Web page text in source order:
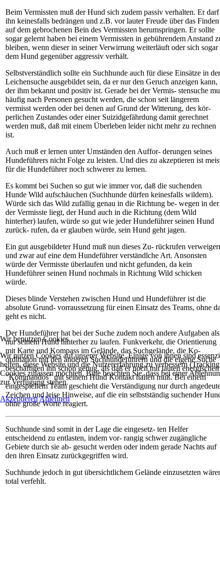
Beim Vermissten muß der Hund sich zudem passiv verhalten. Er darf
ihn keinesfalls bedrängen und z.B. vor lauter Freude über das Finden
auf dem gebrochenen Bein des Vermissten herumspringen. Er sollte
sogar gelernt haben bei einem Vermissten in gebührendem Anstand
bleiben, wenn dieser in seiner Verwirrung weiterläuft oder sich sogar
dem Hund gegenüber aggressiv verhält.
Selbstverständlich sollte ein Suchhunde auch für diese Einsätze in der
Leichensuche ausgebildet sein, da er nur den Geruch anzeigen kann,
der ihm bekannt und positiv ist. Gerade bei der Vermis- stensuche
häufig nach Personen gesucht werden, die schon seit längerem
vermisst werden oder bei denen auf Grund der Witterung, des kör-
perlichen Zustandes oder einer Suizidgefährdung damit gerechnet
werden muß, daß mit einem Überleben leider nicht mehr zu rechnen
ist.
Auch muß er lernen unter Umständen den Auffor- derungen seines
Hundeführers nicht Folge zu leisten. Und dies zu akzeptieren ist
für die Hundeführer noch schwerer zu lernen.
Es kommt bei Suchen so gut wie immer vor, daß die suchenden
Hunde Wild aufschäuchen (Suchhunde dürfen keinesfalls wildern).
Würde sich das Wild zufällig genau in die Richtung be- wegen in der
der Vermisste liegt, der Hund auch in die Richtung (dem Wild
hinterher) laufen, würde so gut wie jeder Hundeführer seinen Hund
zurück- rufen, da er glauben würde, sein Hund geht jagen.
Ein gut ausgebildeter Hund muß nun dieses Zu- rückrufen
und zwar auf eine dem Hundeführer verständlche Art. Ansonsten
würde der Vermisste überlaufen und nicht gefunden, da kein
Hundeführer seinen Hund nochmals in Richtung Wild schicken
würde.
Dieses blinde Verstehen zwischen Hund und Hundeführer ist die
absolute Grund- vorraussetzung für einen Einsatz des Teams, ohne
geht es nicht.
Der Hundeführer hat bei der Suche zudem noch andere Aufgaben als
nur seinem Hund hinterher zu laufen. Funkverkehr, die Orientierung
mit Karte und Kompass im Gelände, das Suchgelände, die Ko-
ordination mit den anderen Suchhundeführern und die eigene Suche
beschäftigen ihn schon genug, als daß er noch mit lauten energischen
"Kommandos" mit seinem Hund Kontakt halten muß. Bei einem
eingespieltem Team geschieht die Verständigung nur durch
Zeichen und leise Hinweise, auf die ein selbstständig suchender
ohne große Worte reagiert.
Suchhunde sind somit in der Lage die eingesetz- ten Helfer
entscheidend zu entlasten, indem vor- rangig schwer zugängliche
Gebiete durch sie ab- gesucht werden oder indem gerade Nachts auf
den ihren Einsatz zurückgegriffen wird.
Suchhunde jedoch in gut übersichtlichem Gelände einzusetzten
total verfehlt.
Wir benutzen Cookies
Wir nutzen Cookies auf unserer Website. Einige von ihnen sind
helfen, diese Website und die Nutzererfahrung zu verbessern
Cookies zulassen möchten. Bitte beachten Sie, dass bei einer
zur Verfügung stehen.
AkzeptierenAblehnen